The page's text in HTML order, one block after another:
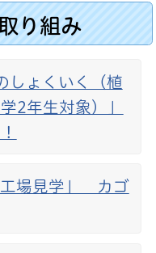
り組み
しょくいく（植
2年生対象）」
場見学」 カゴ